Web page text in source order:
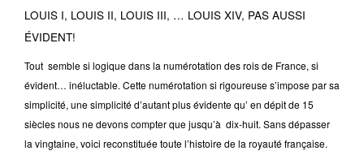
LOUIS I, LOUIS II, LOUIS III, … LOUIS XIV, PAS AUSSI
ÉVIDENT!
Tout semble si logique dans la numérotation des rois de France, si
évident… inéluctable. Cette numérotation si rigoureuse s’impose par sa
simplicité, une simplicité d’autant plus évidente qu’ en dépit de 15
siècles nous ne devons compter que jusqu’à dix-huit. Sans dépasser
la vingtaine, voici reconstituée toute l’histoire de la royauté française.